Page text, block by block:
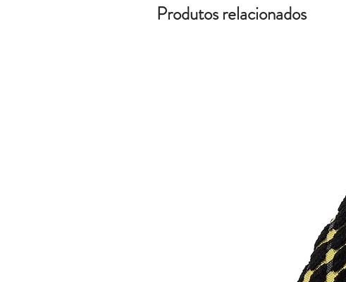
Produtos relacionados